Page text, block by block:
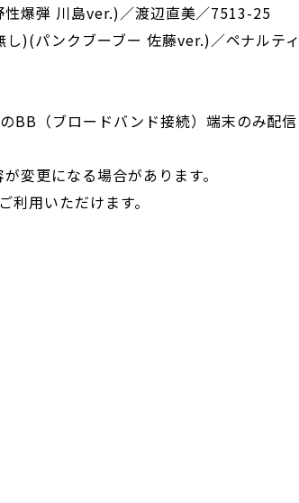
爆弾 川島ver.)／渡辺直美／7513-25
)(パンクブーブー 佐藤ver.)／ペナルティ
BB（ブロードバンド接続）端末のみ配信
変更になる場合があります。
用いただけます。